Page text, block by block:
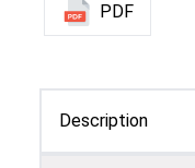
PDF
Description